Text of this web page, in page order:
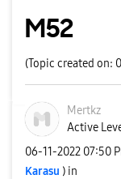
M52
(Topic created on:
Mertkz
Active
‎06-11-2022 07:50
Karasu ) in